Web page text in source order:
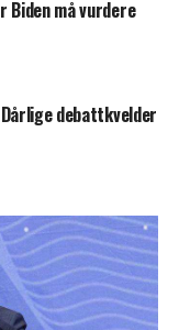
Biden må vurdere
debattkvelder